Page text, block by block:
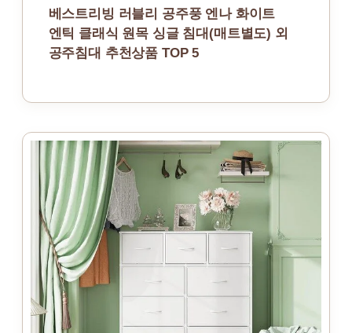
베스트리빙 러블리 공주풍 엔나 화이트
엔틱 클래식 원목 싱글 침대(매트별도) 외
공주침대 추천상품 TOP 5